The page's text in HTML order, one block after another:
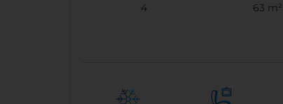
4 63 m²